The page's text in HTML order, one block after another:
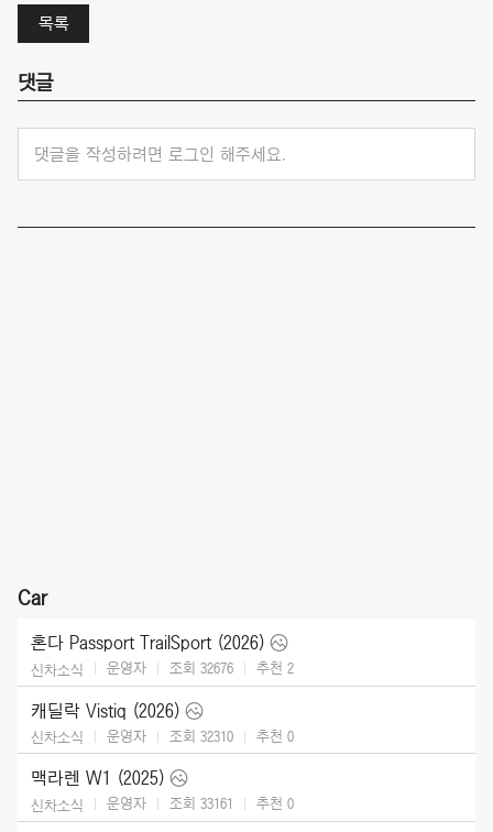
목록
댓글
댓글을 작성하려면 로그인 해주세요.
Car
혼다 Passport TrailSport (2026)
신차소식 운영자 조회 32676 추천 2
캐딜락 Vistiq (2026)
신차소식 운영자 조회 32310 추천 0
맥라렌 W1 (2025)
신차소식 운영자 조회 33161 추천 0